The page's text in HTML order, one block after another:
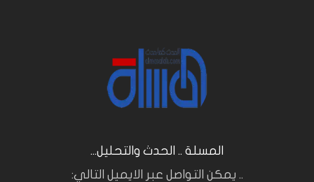
المسلة .. الحدث والتحليل...
.. يمكن التواصل عبر الايميل التالي: